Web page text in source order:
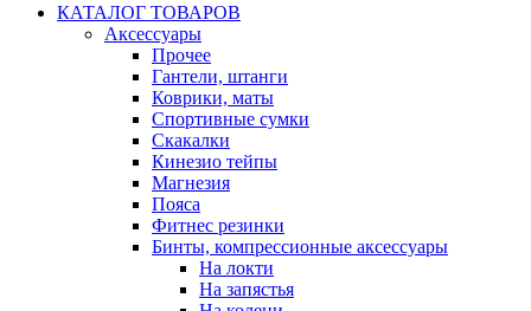
КАТАЛОГ ТОВАРОВ
Аксессуары
Прочее
Гантели, штанги
Коврики, маты
Спортивные сумки
Скакалки
Кинезио тейпы
Магнезия
Пояса
Фитнес резинки
Бинты, компрессионные аксессуары
На локти
На запястья